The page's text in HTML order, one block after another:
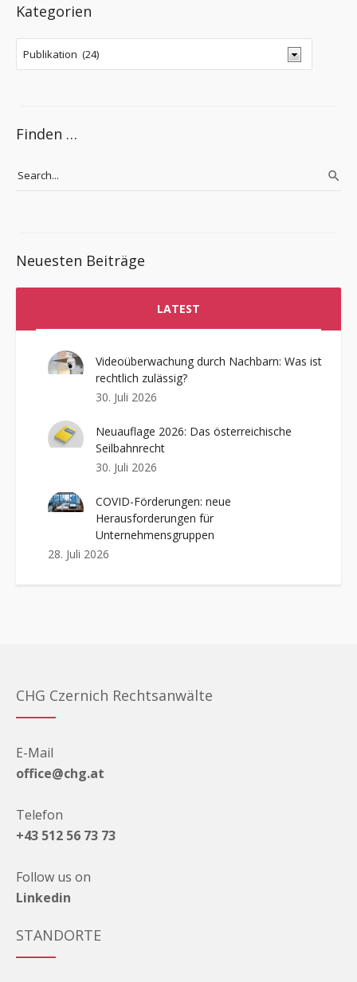
Kategorien
Finden …
Neuesten Beiträge
LATEST
Videoüberwachung durch Nachbarn: Was ist
rechtlich zulässig?
30. Juli 2026
Neuauflage 2026: Das österreichische
Seilbahnrecht
30. Juli 2026
COVID-Förderungen: neue
Herausforderungen für
Unternehmensgruppen
28. Juli 2026
CHG Czernich Rechtsanwälte
E-Mail
office@chg.at
Telefon
+43 512 56 73 73
Follow us on
Linkedin
STANDORTE